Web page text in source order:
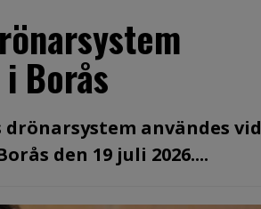
Borås
användes
den 19 juli 2026....